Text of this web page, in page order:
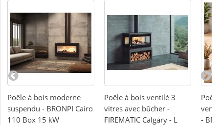
Poêle à bois moderne
suspendu - BRONPI Cairo
110 Box 15 kW
Poêle à bois ventilé 3
vitres avec bûcher -
FIREMATIC Calgary - L
-